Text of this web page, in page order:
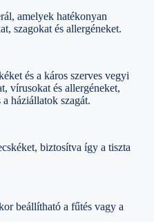
amelyek hatékonyan
szagokat és allergéneket.
és a káros szerves vegyi
vírusokat és allergéneket,
háziállatok szagát.
biztosítva így a tiszta
beállítható a fűtés vagy a